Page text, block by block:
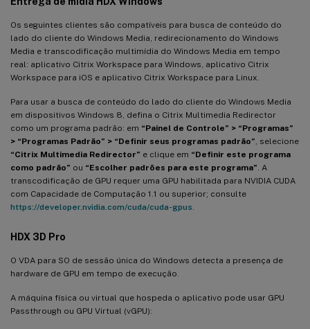
Os seguintes clientes são compatíveis para busca de conteúdo do
lado do cliente do Windows Media, redirecionamento do Windows
Media e transcodificação multimídia do Windows Media em tempo
real: aplicativo Citrix Workspace para Windows, aplicativo Citrix
Workspace para iOS e aplicativo Citrix Workspace para Linux.
Para usar a busca de conteúdo do lado do cliente do Windows Media
em dispositivos Windows 8, defina o Citrix Multimedia Redirector
como um programa padrão: em “Painel de Controle” > “Programas”
> “Programas Padrão” > “Definir seus programas padrão” , selecione
“Citrix Multimedia Redirector” e clique em “Definir este programa
como padrão” ou “Escolher padrões para este programa” . A
transcodificação de GPU requer uma GPU habilitada para NVIDIA CUDA
com Capacidade de Computação 1.1 ou superior; consulte
https://developer.nvidia.com/cuda/cuda-gpus
HDX 3D Pro
O VDA para SO de sessão única do Windows detecta a presença de
hardware de GPU em tempo de execução.
A máquina física ou virtual que hospeda o aplicativo pode usar GPU
Passthrough ou GPU Virtual (vGPU):